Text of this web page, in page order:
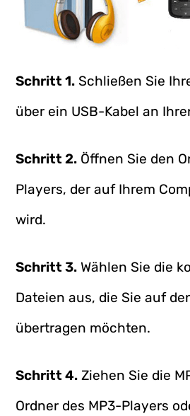
Schritt 1. Schließen Sie
über ein USB-Kabel an
Schritt 2. Öffnen Sie den
Players, der auf Ihrem
wird.
Schritt 3. Wählen Sie die
Dateien aus, die Sie auf
übertragen möchten.
Schritt 4. Ziehen Sie die
Ordner des MP3-Players